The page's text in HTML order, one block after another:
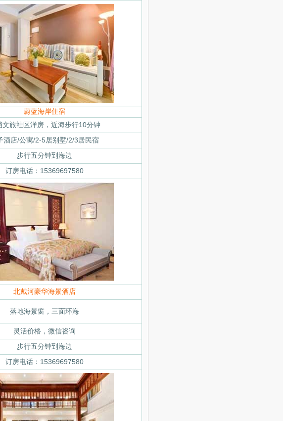
蔚蓝海岸住宿
文旅社区洋房，近海步行10分钟
酒店/公寓/2-5居别墅/2/3居民宿
步行五分钟到海边
订房电话：15369697580
北戴河豪华海景酒店
落地海景窗，三面环海
灵活价格，微信咨询
步行五分钟到海边
订房电话：15369697580